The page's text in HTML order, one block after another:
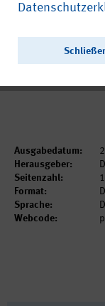
Ausgabedatum:
Herausgeber:
Seitenzahl:
Format:
Sprache:
Webcode: